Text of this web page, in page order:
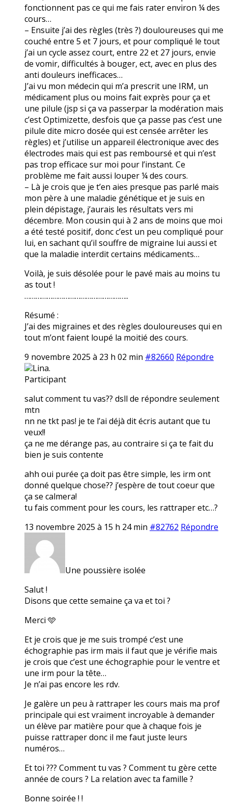
fonctionnent pas ce qui me fais rater environ ¼ des
cours…
– Ensuite j’ai des règles (très ?) douloureuses qui me
couché entre 5 et 7 jours, et pour compliqué le tout
j’ai un cycle assez court, entre 22 et 27 jours, envie
de vomir, difficultés à bouger, ect, avec en plus des
anti douleurs inefficaces…
J’ai vu mon médecin qui m’a prescrit une IRM, un
médicament plus ou moins fait exprès pour ça et
une pilule (jsp si ça va passerpar la modération mais
c’est Optimizette, desfois que ça passe pas c’est une
pilule dite micro dosée qui est censée arrêter les
règles) et j’utilise un appareil électronique avec des
électrodes mais qui est pas remboursé et qui n’est
pas trop efficace sur moi pour l’instant. Ce
problème me fait aussi louper ¼ des cours.
– Là je crois que je t’en aies presque pas parlé mais
mon père à une maladie génétique et je suis en
plein dépistage, j’aurais les résultats vers mi
décembre. Mon cousin qui à 2 ans de moins que moi
a été testé positif, donc c’est un peu compliqué pour
lui, en sachant qu’il souffre de migraine lui aussi et
que la maladie interdit certains médicaments…
Voilà, je suis désolée pour le pavé mais au moins tu
as tout !
………………………………………………..
Résumé :
J’ai des migraines et des règles douloureuses qui en
tout m’ont faient loupé la moitié des cours.
9 novembre 2025 à 23 h 02 min #82660 Répondre
Lina.
Participant
salut comment tu vas?? dsll de répondre seulement
mtn
nn ne tkt pas! je te l’ai déjà dit écris autant que tu
veux!!
ça ne me dérange pas, au contraire si ça te fait du
bien je suis contente
ahh oui purée ça doit pas être simple, les irm ont
donné quelque chose?? j’espère de tout coeur que
ça se calmera!
tu fais comment pour les cours, les rattraper etc…?
13 novembre 2025 à 15 h 24 min #82762 Répondre
Une poussière isolée
Salut !
Disons que cette semaine ça va et toi ?
Merci 🩵
Et je crois que je me suis trompé c’est une
échographie pas irm mais il faut que je vérifie mais
je crois que c’est une échographie pour le ventre et
une irm pour la tête…
Je n’ai pas encore les rdv.
Je galère un peu à rattraper les cours mais ma prof
principale qui est vraiment incroyable à demander
un élève par matière pour que à chaque fois je
puisse rattraper donc il me faut juste leurs
numéros…
Et toi ??? Comment tu vas ? Comment tu gère cette
année de cours ? La relation avec ta famille ?
Bonne soirée ! !